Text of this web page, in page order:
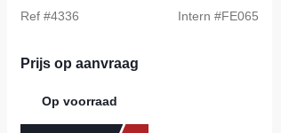
Ref #4336 Intern #FE065
Prijs op aanvraag
Op voorraad